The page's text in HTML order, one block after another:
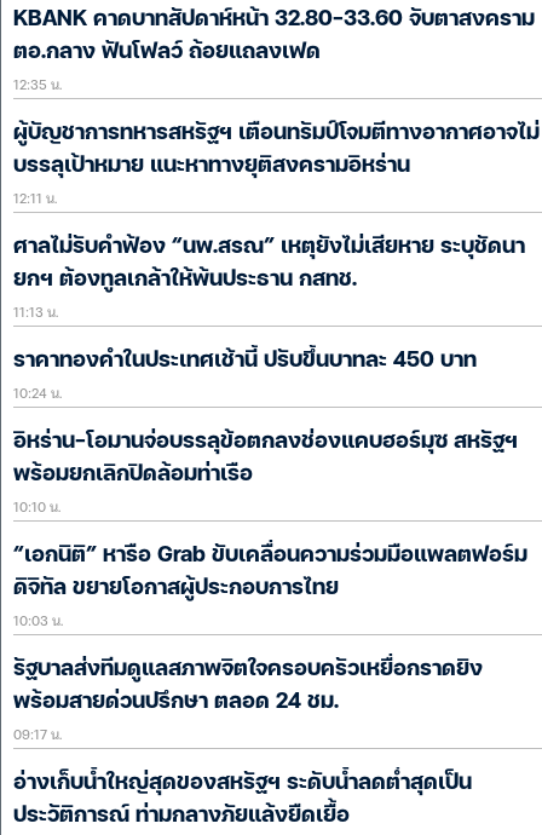
KBANK คาดบาทสัปดาห์หน้า 32.80-33.60 จับตาสงคราม
ตอ.กลาง ฟันโฟลว์ ถ้อยแถลงเฟด
12:35 น.
ผู้บัญชาการทหารสหรัฐฯ เตือนทรัมป์โจมตีทางอากาศอาจไม่
บรรลุเป้าหมาย แนะหาทางยุติสงครามอิหร่าน
12:11 น.
ศาลไม่รับคำฟ้อง “นพ.สรณ” เหตุยังไม่เสียหาย ระบุชัดนา
ยกฯ ต้องทูลเกล้าให้พ้นประธาน กสทช.
11:13 น.
ราคาทองคำในประเทศเช้านี้ ปรับขึ้นบาทละ 450 บาท
10:24 น.
อิหร่าน-โอมานจ่อบรรลุข้อตกลงช่องแคบฮอร์มุซ สหรัฐฯ
พร้อมยกเลิกปิดล้อมท่าเรือ
10:10 น.
“เอกนิติ” หารือ Grab ขับเคลื่อนความร่วมมือแพลตฟอร์ม
ดิจิทัล ขยายโอกาสผู้ประกอบการไทย
10:03 น.
รัฐบาลส่งทีมดูแลสภาพจิตใจครอบครัวเหยื่อกราดยิง
พร้อมสายด่วนปรึกษา ตลอด 24 ชม.
09:17 น.
อ่างเก็บน้ำใหญ่สุดของสหรัฐฯ ระดับน้ำลดต่ำสุดเป็น
ประวัติการณ์ ท่ามกลางภัยแล้งยืดเยื้อ